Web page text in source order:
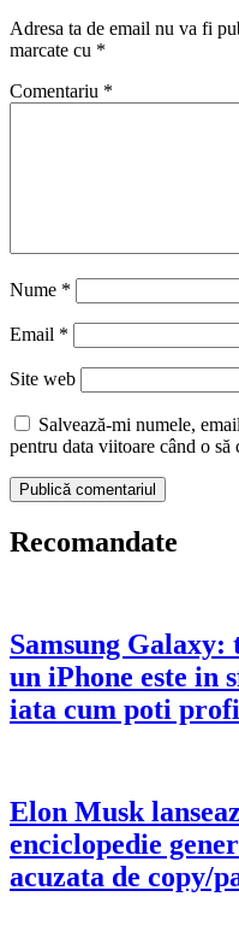
Adresa ta de email nu va fi
marcate cu *
Comentariu *
Nume *
Email *
Site web
Salvează-mi numele,
pentru data viitoare când o să
Recomandate
Samsung
un iPhone este in
iata cum poti
Elon Musk
enciclopedie
acuzata de copy/